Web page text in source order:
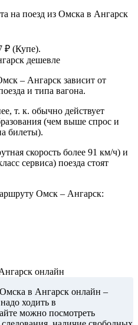
на поезд из Омска в Ангарск
₽ (Купе).
дешевле
– Ангарск зависит от
и типа вагона.
т. к. обычно действует
(чем выше спрос и
билеты).
скорость более 91 км/ч) и
сервиса) поезда стоят
Омск – Ангарск:
онлайн
в Ангарск онлайн –
ходить в
можно посмотреть